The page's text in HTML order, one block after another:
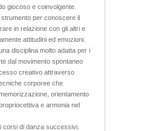
giocoso e coinvolgente.
per conoscere il
in relazione con gli altri e
attitudini ed emozioni.
disciplina molto adatta per i
dal movimento spontaneo
creativo attraverso
corporee che
orientamento
e armonia nel
corsi di danza successivi.